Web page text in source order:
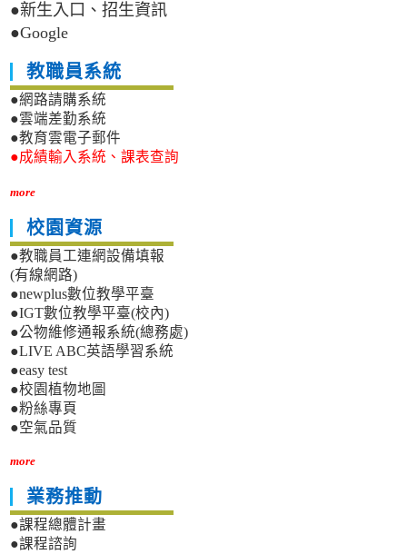
●新生入口、招生資訊
●Google
教職員系統
●網路請購系統
●雲端差勤系統
●教育雲電子郵件
●成績輸入系統、課表查詢
more
校園資源
●教職員工連網設備填報
(有線網路)
●newplus數位教學平臺
●IGT數位教學平臺(校內)
●公物維修通報系統(總務處)
●LIVE ABC英語學習系統
●easy test
●校園植物地圖
●粉絲專頁
●空氣品質
more
業務推動
●課程總體計畫
●課程諮詢